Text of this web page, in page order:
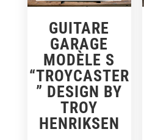
GUITARE
GARAGE
MODÈLE S
“TROYCASTER
” DESIGN BY
TROY
HENRIKSEN